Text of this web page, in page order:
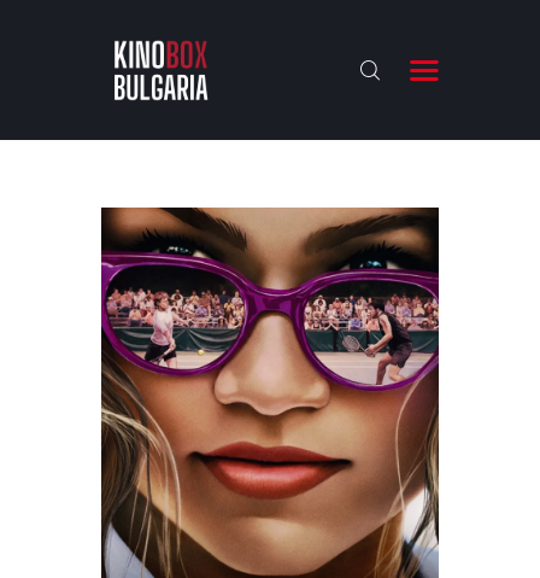
KINOBOX BULGARIA
АНАЛИЗИ
БАХТИ НАГРАДИТЕ
ИНТЕРВЮТА
ЗА НАС